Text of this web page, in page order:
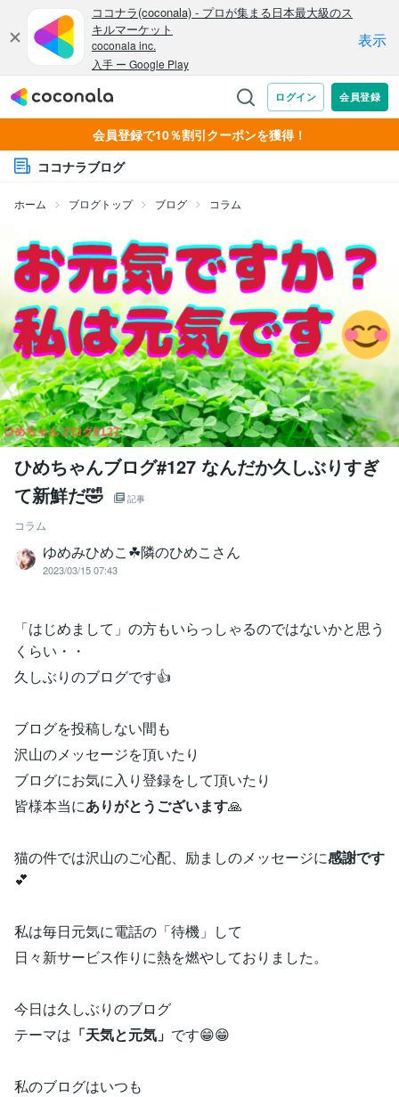
会員登録で10％割引クーポンを獲得！
ココナラブログ
ホーム ブログトップ ブログ コラム
ひめちゃんブログ#127 なんだか久しぶりすぎ
て新鮮だ🤣
記事
コラム
ゆめみひめこ☘隣のひめこさん
2023/03/15 07:43
「はじめまして」の方もいらっしゃるのではないかと思う
くらい・・
久しぶりのブログです👍
ブログを投稿しない間も
沢山のメッセージを頂いたり
ブログにお気に入り登録をして頂いたり
皆様本当にありがとうございます🙏
猫の件では沢山のご心配、励ましのメッセージに感謝です
💕
私は毎日元気に電話の「待機」して
日々新サービス作りに熱を燃やしておりました。
今日は久しぶりのブログ
テーマは 「天気と元気」 です😁😁
私のブログはいつも